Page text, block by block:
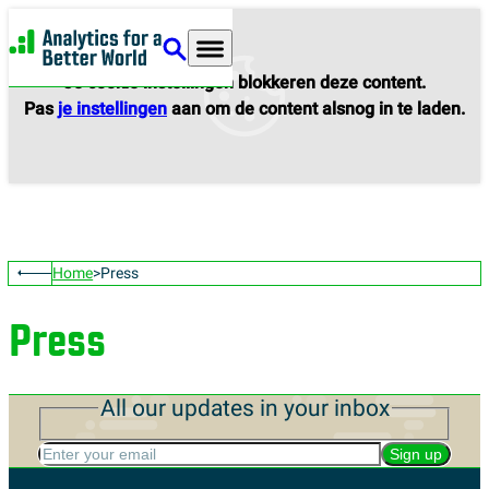
Je cookie instellingen blokkeren deze content.
Pas je instellingen aan om de content alsnog in te laden.
Analytics for a Better World
Home Press
Press
All our updates in your inbox
Enter your email Sign up